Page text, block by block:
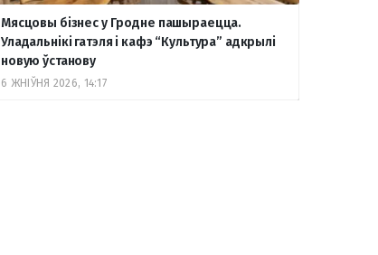
Мясцовы бізнес у Гродне пашыраецца.
Уладальнікі гатэля і кафэ “Культура” адкрылі
новую ўстанову
6 ЖНІЎНЯ 2026, 14:17